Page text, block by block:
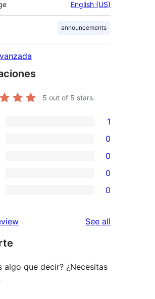
English (US)
announcements
5 out of 5 stars.
1
0
0
0
0
See all
algo que decir? ¿Necesitas